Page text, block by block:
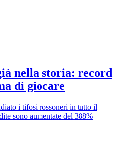
nella storia: record
di giocare
i tifosi rossoneri in tutto il
sono aumentate del 388%